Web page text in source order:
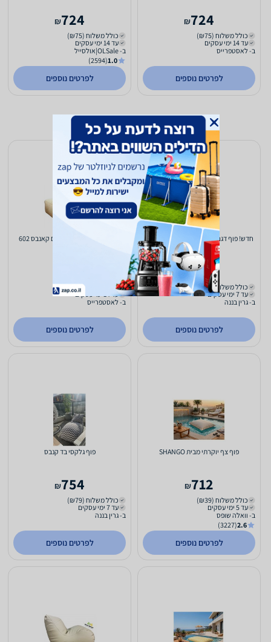
724
₪
כולל משלוח (₪75)
עד 14 ימי עסקים
ב- לאסטפרייס
לפרטים נוספים
724
₪
כולל משלוח (₪75)
עד 14 ימי עסקים
ב- OLSale|אולסייל
1.0
(2594)
לפרטים נוספים
חדש! פוף דגם נירוואנה בד קורדורוי 2026
728
₪
כולל משלוח (₪79)
עד 7 ימי עסקים
ב- גרין בננה
לפרטים נוספים
כורסת פוף Hochman דגם קאנבס 602
כולל משלוח (₪75)
עד 14 ימי עסקים
ב- לאסטפרייס
לפרטים נוספים
פוף צף יוקרתי מבית SHANGO
712
₪
כולל משלוח (₪39)
עד 5 ימי עסקים
ב- וואלה שופס
2.6
(3227)
לפרטים נוספים
פוף גלקסי בד קנבס
754
₪
כולל משלוח (₪79)
עד 7 ימי עסקים
ב- גרין בננה
לפרטים נוספים